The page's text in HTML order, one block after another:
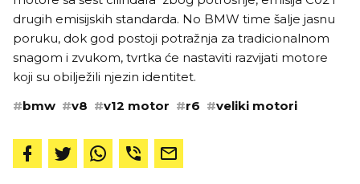
drugih emisijskih standarda. No BMW time šalje jasnu
poruku, dok god postoji potražnja za tradicionalnom
snagom i zvukom, tvrtka će nastaviti razvijati motore
koji su obilježili njezin identitet.
#bmw #v8 #v12 motor #r6 #veliki motori